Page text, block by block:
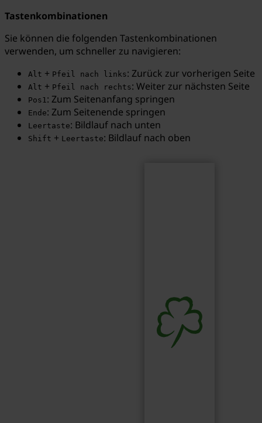
Tastenkombinationen
Sie können die folgenden Tastenkombinationen
verwenden, um schneller zu navigieren:
Alt + Pfeil nach links: Zurück zur vorherigen Seite
Alt + Pfeil nach rechts: Weiter zur nächsten Seite
Pos1: Zum Seitenanfang springen
Ende: Zum Seitenende springen
Leertaste: Bildlauf nach unten
Shift + Leertaste: Bildlauf nach oben
Suchbegriff...